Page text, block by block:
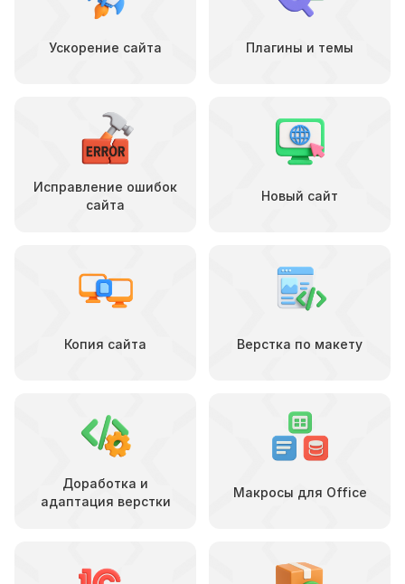
Ускорение сайта Плагины и темы
Исправление ошибок
сайта
Новый сайт
Копия сайта Верстка по макету
Доработка и
адаптация верстки
Макросы для Office